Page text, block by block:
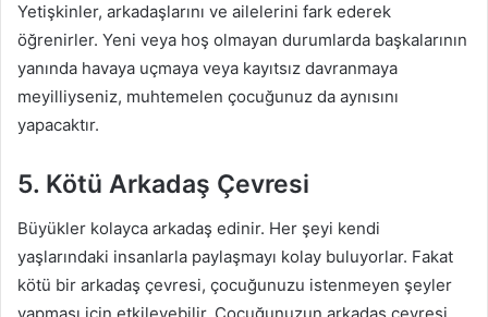
Yetişkinler, arkadaşlarını ve ailelerini fark ederek
öğrenirler. Yeni veya hoş olmayan durumlarda başkalarının
yanında havaya uçmaya veya kayıtsız davranmaya
meyilliyseniz, muhtemelen çocuğunuz da aynısını
yapacaktır.
5. Kötü Arkadaş Çevresi
Büyükler kolayca arkadaş edinir. Her şeyi kendi
yaşlarındaki insanlarla paylaşmayı kolay buluyorlar. Fakat
kötü bir arkadaş çevresi, çocuğunuzu istenmeyen şeyler
yapması için etkileyebilir. Çocuğunuzun arkadaş çevresi